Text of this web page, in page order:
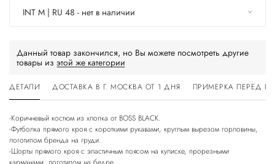
INT M | RU 48 - нет в наличии
Данный товар закончился, но Вы можете посмотреть другие
товары из этой же категории
ДЕТАЛИ ДОСТАВКА В Г. МОСКВА ОТ 1 ДНЯ ПРИМЕРКА ПЕРЕД
-Коричневый костюм из хлопка от BOSS BLACK.
-Футболка прямого кроя с короткими рукавами, круглым вырезом горловины,
логотипом бренда на груди.
-Шорты прямого кроя с эластичным поясом на кулиске, прорезными